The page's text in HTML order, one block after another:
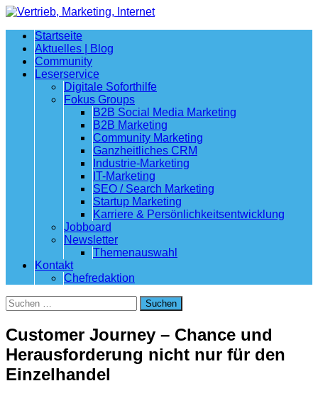
Startseite
Aktuelles | Blog
Community
Leserservice
Digitale Soforthilfe
Fokus Groups
B2B Social Media Marketing
B2B Marketing
Community Marketing
Ganzheitliches CRM
Industrie-Marketing
IT-Marketing
SEO / Search Marketing
Startup Marketing
Karriere & Persönlichkeitsentwicklung
Jobboard
Newsletter
Themenauswahl
Kontakt
Chefredaktion
Suchen
nach:
Customer Journey – Chance und
Herausforderung nicht nur für den
Einzelhandel